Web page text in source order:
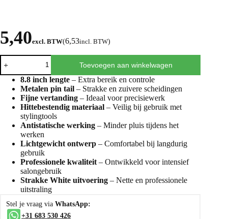
5,40excl. BTW(6,53incl. BTW)
Toevoegen aan winkelwagen
8.8 inch lengte – Extra bereik en controle
Metalen pin tail – Strakke en zuivere scheidingen
Fijne vertanding – Ideaal voor precisiewerk
Hittebestendig materiaal – Veilig bij gebruik met
stylingtools
Antistatische werking – Minder pluis tijdens het
werken
Lichtgewicht ontwerp – Comfortabel bij langdurig
gebruik
Professionele kwaliteit – Ontwikkeld voor intensief
salongebruik
Strakke White uitvoering – Nette en professionele
uitstraling
Stel je vraag via WhatsApp:
+31 683 530 426